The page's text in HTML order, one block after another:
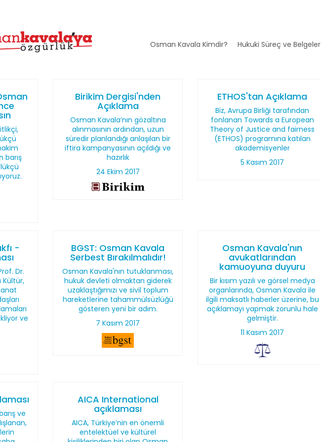
Osman Kavala Kimdir? Hukuki Süreç ve Belgeler
barış
Birikim Dergisi'nden
Açıklama
Osman Kavala’nın gözaltına
alınmasının ardından, uzun
süredir planlandığı anlaşılan bir
iftira kampanyasının açıldığı ve
hazırlık
24 Ekim 2017
ETHOS'tan Açıklama
Biz, Avrupa Birliği tarafından
fonlanan Towards a European
Theory of Justice and fairness
(ETHOS) programına katılan
akademisyenler
5 Kasım 2017
-
Dr.
Kültür,
ve
BGST: Osman Kavala
Serbest Bırakılmalıdır!
Osman Kavala'nın tutuklanması,
hukuk devleti olmaktan giderek
uzaklaştığımızı ve sivil toplum
hareketlerine tahammülsüzlüğü
gösteren yeni bir adım.
7 Kasım 2017
Osman Kavala'nın
avukatlarından
kamuoyuna duyuru
Bir kısım yazılı ve görsel medya
organlarında, Osman Kavala ile
ilgili maksatlı haberler üzerine, bu
açıklamayı yapmak zorunlu hale
gelmiştir.
11 Kasım 2017
ve
AICA International
açıklaması
AICA, Türkiye’nin en önemli
entelektüel ve kültürel